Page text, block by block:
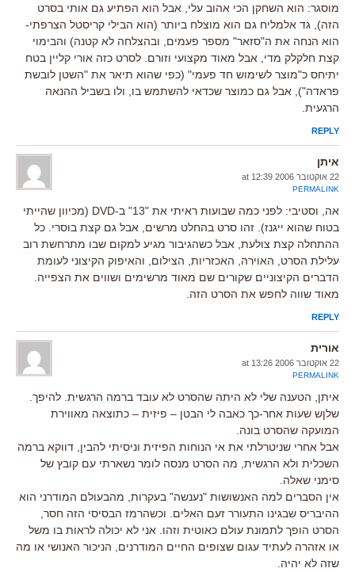
מוסגר: הוא השחקן הכי אהוב עלי, אבל הוא הפתיע גם אותי בסרט
הזה), גד אלמליח גם הוא מוצלח ביותר (הוא הבילי קריסטל הצרפתי-
הוא הנחה את ה"סזאר" מספר פעמים, ובהצלחה לא קטנה) והבימוי
קצת חלקלק מדי, אבל מאוד מקצועי וזורם. לסרט כזה אורי קליין בטח
יתיחס כ"מוצר לשימוש חד פעמי" (כפי שהוא תיאר את "השטן לובשת
פראדה"), אבל גם כמוצר שכדאי להשתמש בו, ולו בשביל ההנאה
הרגעית.
REPLY
איתן
22 אוקטובר 2006 at 12:39
PERMALINK
אה, וסטיבי: לפני כמה שבועות ראיתי את "13" ב-DVD (מכיוון שהייתי
בטוח שהוא ייגנז). זהו סרט בהחלט מרשים, אבל גם קצת בוסרי. כל
ההתחלה קצת צולעת, אבל כשהגיבור מגיע למקום שבו מתרחשת רוב
עלילת הסרט, האוירה, האכזריות, הצילום, והאיפוק הקיצוני לעומת
הדברים הקיצוניים שקורים שם מאוד מרשימים ושווים את הצפייה.
מאוד שווה לחפש את הסרט הזה.
REPLY
אורית
22 אוקטובר 2006 at 13:26
PERMALINK
איתן, הטענה שלי לא היתה שהסרט לא עובד ברמה הרגשית. להיפך.
שלןש שעות אחר-כך כאבה לי הבטן – פיזית – כתוצאה מאווירת
המועקה שהסרט בונה.
אבל אחרי שניטרלתי את אי הנוחות הפיזית וניסיתי להבין, דווקא ברמה
השכלית ולא הרגשית, מה הסרט מנסה לומר נשארתי עם קובץ של
סימני שאלה.
אין הסברים למה האנשושות "נענשה" בעקרות, מהבעולם המודרני הוא
ההיבריס שבגינו התעורר זעם האלים. וכשהרמז הבסיסי הזה חסר,
הסרט הופך לתמונת עולם כאוטית וזהו. אני לא יכולה לראות בו משל
או אזהרה לעתיד עגום שצופים החיים המודרנים, הניכור האנושי או מה
שזה לא יהיה.